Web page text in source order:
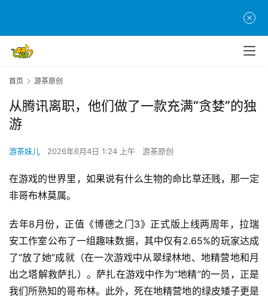
首页 游茶原创
从腾讯离职，他们做了一款充满“贪婪”的独
游
游茶妹儿 2026年6月4日 1:24 上午 游茶原创
在游戏的世界里，如果说有什么生物的命比草还贱，那一定
非哥布林莫属。
去年8月份，正值《博德之门3》正式版上线两周年，拉瑞
安工作室公布了一组趣味数据，其中仅有2.65%的玩家达成
了“放了她”成就（在一次游戏中从翠绿林地、地精营地和月
出之塔解救萨扎）。萨扎在游戏中作为“地精”的一员，正是
我们所熟知的哥布林。此外，死在地精营地的绿皮矮子更是